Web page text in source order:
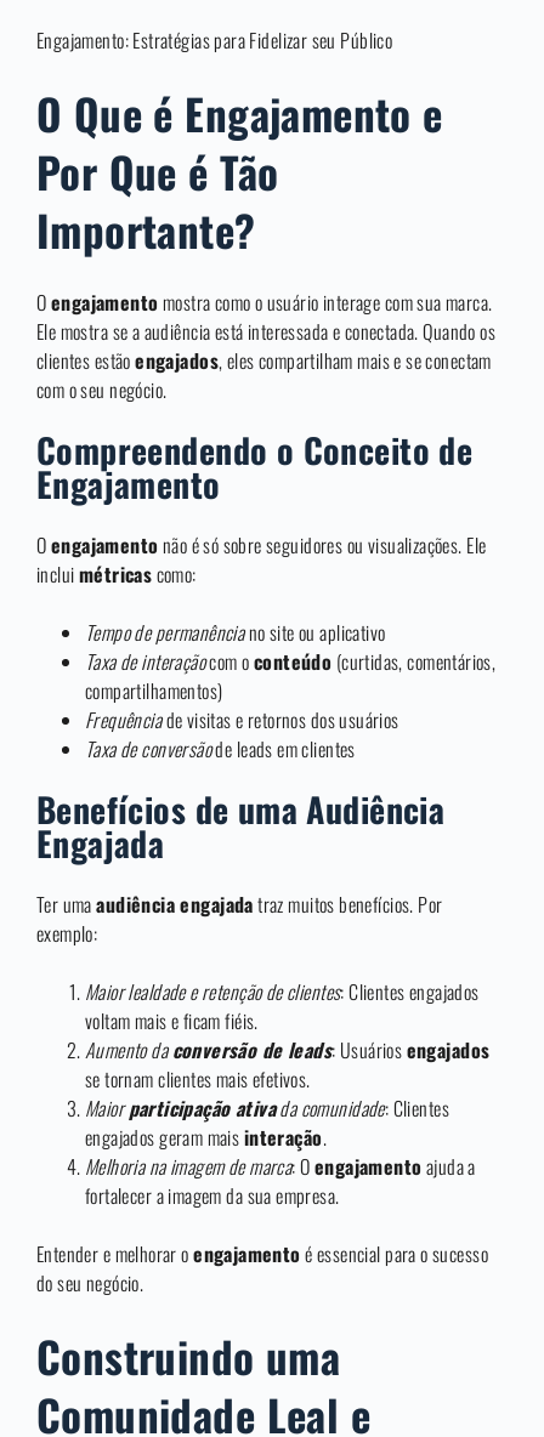
Engajamento: Estratégias para Fidelizar seu Público
O Que é Engajamento e
Por Que é Tão
Importante?
Oengajamentomostra como o usuário interage com sua marca.
Ele mostra se a audiência está interessada e conectada. Quando os
clientes estãoengajados, eles compartilham mais e se conectam
com o seu negócio.
Compreendendo o Conceito de
Engajamento
Oengajamentonão é só sobre seguidores ou visualizações. Ele
incluimétricascomo:
Tempo de permanênciano site ou aplicativo
Taxa de interaçãocom oconteúdo (curtidas, comentários,
compartilhamentos)
Frequênciade visitas e retornos dos usuários
Taxa de conversãode leads em clientes
Benefícios de uma Audiência
Engajada
Ter umaaudiência engajadatraz muitos benefícios. Por
exemplo:
Maior lealdade e retenção de clientes: Clientes engajados
voltam mais e ficam fiéis.
Aumento daconversão de leads: Usuáriosengajados
se tornam clientes mais efetivos.
Maiorparticipação ativada comunidade: Clientes
engajados geram maisinteração.
Melhoria na imagem de marca: Oengajamentoajuda a
fortalecer a imagem da sua empresa.
Entender e melhorar oengajamentoé essencial para o sucesso
do seu negócio.
Construindo uma
Comunidade Leal e